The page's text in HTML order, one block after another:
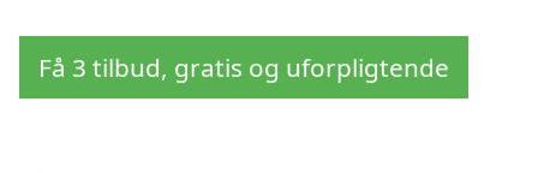
Få 3 tilbud, gratis og uforpligtende